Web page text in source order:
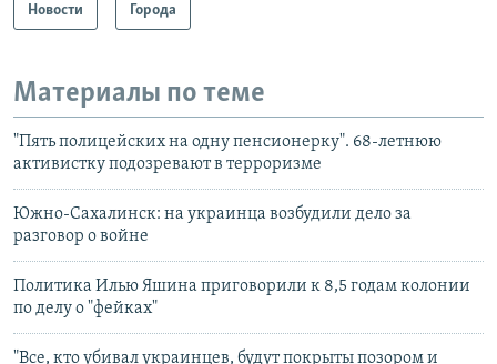
Новости Города
Материалы по теме
"Пять полицейских на одну пенсионерку". 68-летнюю
активистку подозревают в терроризме
Южно-Сахалинск: на украинца возбудили дело за
разговор о войне
Политика Илью Яшина приговорили к 8,5 годам колонии
по делу о "фейках"
"Все, кто убивал украинцев, будут покрыты позором и